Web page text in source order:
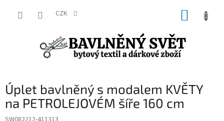
CZK
Úplet bavlněný s modalem KVĚTY
na PETROLEJOVÉM šíře 160 cm